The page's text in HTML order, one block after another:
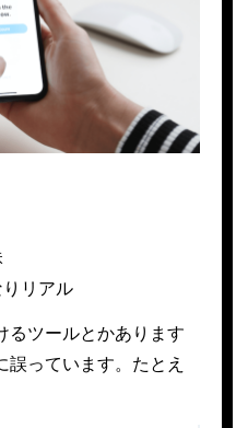
リアル
るツールとかあります
っています。たとえ